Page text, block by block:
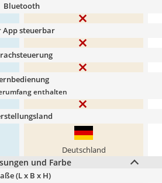
Bluetooth
App steuerbar
enthalten
Deutschland
und Farbe
(L x B x H)